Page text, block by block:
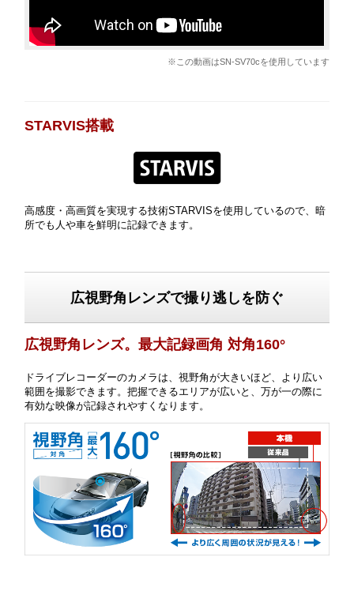
※この動画はSN-SV70cを使用しています
STARVIS搭載
高感度・高画質を実現する技術STARVISを使用しているので、暗
所でも人や車を鮮明に記録できます。
広視野角レンズで撮り逃しを防ぐ
広視野角レンズ。最大記録画角 対角160°
ドライブレコーダーのカメラは、視野角が大きいほど、より広い
範囲を撮影できます。把握できるエリアが広いと、万が一の際に
有効な映像が記録されやすくなります。